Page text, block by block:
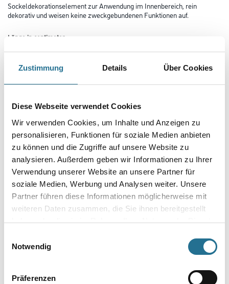
Zustimmung Details Über Cookies
Diese Webseite verwendet Cookies
Wir verwenden Cookies, um Inhalte und Anzeigen zu
personalisieren, Funktionen für soziale Medien anbieten
zu können und die Zugriffe auf unsere Website zu
analysieren. Außerdem geben wir Informationen zu Ihrer
Verwendung unserer Website an unsere Partner für
soziale Medien, Werbung und Analysen weiter. Unsere
Partner führen diese Informationen möglicherweise mit
weiteren Daten zusammen, die Sie ihnen bereitgestellt
haben oder die sie im Rahmen Ihrer Nutzung der Dienste
Notwendig
Präferenzen
Sockeldekorationselement zur Anwendung im Innenbereich, rein
dekorativ und weisen keine zweckgebundenen Funktionen auf.
Länge in centimeter
Umrechnungsfaktoren